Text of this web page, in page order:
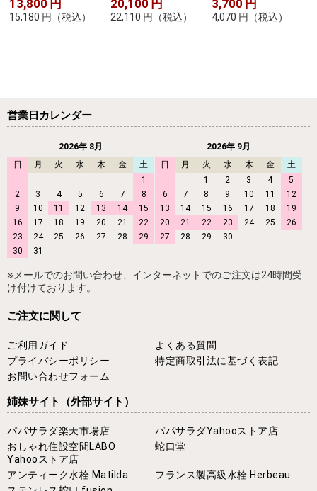
13,800 円
15,180 円 （税込）
20,100 円
22,110 円 （税込）
3,700 円
4,070 円 （税込）
営業日カレンダー
2026年 8月
日
月 火 水 木 金
土
1
2
3 4 5 6 7
8
9
10 11 12 13 14
15
16
17 18 19 20 21
22
23
24 25 26 27 28
29
30
31
2026年 9月
日
月 火 水 木 金
土
1
2 3 4
5
6
7 8 9 10 11
12
13
14 15 16 17 18
19
20
21 22 23 24 25
26
27
28 29 30
※メールでのお問い合わせ、インターネットでのご注文は24時間受
け付けております。
ご注文に関して
ご利用ガイド
よくある質問
プライバシーポリシー
特定商取引法に基づく表記
お問い合わせフォーム
姉妹サイト （外部サイト）
パパサラダ楽天市場店
パパサラダYahooストア店
おしゃれ住設空間LABO
Yahooストア店
蛇口堂
アンティーク水栓 Matilda
フランス製高級水栓 Herbeau